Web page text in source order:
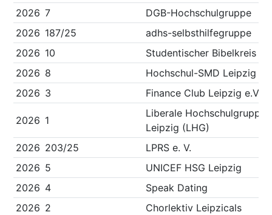
2026 7
DGB-Hochschulgruppe
2026 187/25
adhs-selbsthilfegruppe
2026 10
Studentischer Bibelkreis
2026 8
Hochschul-SMD Leipzig
2026 3 Finance Club Leipzig e.V.
2026 1
Liberale Hochschulgruppe
Leipzig (LHG)
2026 203/25
LPRS e. V.
2026 5
UNICEF HSG Leipzig
2026 4
Speak Dating
2026 2
Chorlektiv Leipzicals